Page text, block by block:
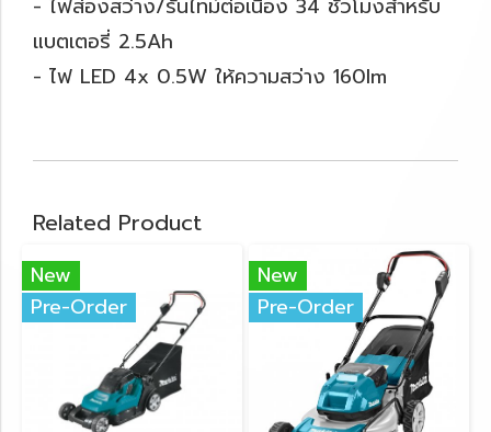
- ไฟส่องสว่าง/รันไทม์ต่อเนื่อง 34 ชั่วโมงสำหรับ
แบตเตอรี่ 2.5Ah
- ไฟ LED 4x 0.5W ให้ความสว่าง 160lm
Related Product
New
Pre-Order
New
Pre-Order